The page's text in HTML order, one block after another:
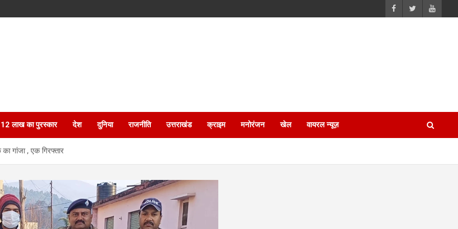
12 लाख का पुरस्कार देश दुनिया राजनीति उत्तराखंड क्राइम मनोरंजन खेल वायरल न्यूज़
गांजा , एक गिरफ्तार